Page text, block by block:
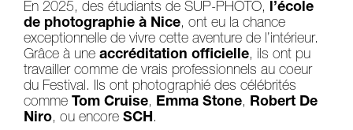
En 2025, des étudiants de SUP-PHOTO, l’école
de photographie à Nice, ont eu la chance
exceptionnelle de vivre cette aventure de l’intérieur.
Grâce à une accréditation officielle, ils ont pu
travailler comme de vrais professionnels au coeur
du Festival. Ils ont photographié des célébrités
comme Tom Cruise, Emma Stone, Robert De
Niro, ou encore SCH.